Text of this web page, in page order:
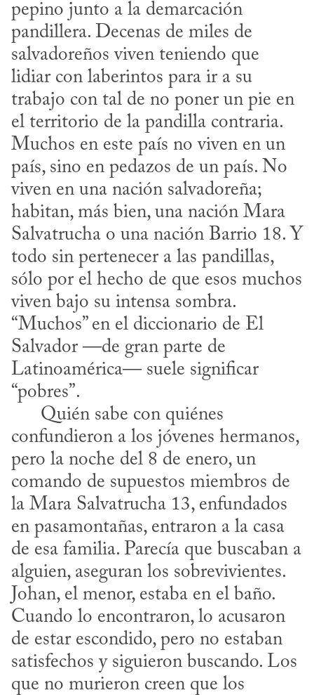
pepino junto a la demarcación
pandillera. Decenas de miles de
salvadoreños viven teniendo que
lidiar con laberintos para ir a su
trabajo con tal de no poner un pie en
el territorio de la pandilla contraria.
Muchos en este país no viven en un
país, sino en pedazos de un país. No
viven en una nación salvadoreña;
habitan, más bien, una nación Mara
Salvatrucha o una nación Barrio 18. Y
todo sin pertenecer a las pandillas,
sólo por el hecho de que esos muchos
viven bajo su intensa sombra.
“Muchos” en el diccionario de El
Salvador —de gran parte de
Latinoamérica— suele significar
“pobres”.
confundieron a los jóvenes hermanos,
pero la noche del 8 de enero, un
comando de supuestos miembros de
la Mara Salvatrucha 13, enfundados
en pasamontañas, entraron a la casa
de esa familia. Parecía que buscaban a
alguien, aseguran los sobrevivientes.
Johan, el menor, estaba en el baño.
Cuando lo encontraron, lo acusaron
de estar escondido, pero no estaban
satisfechos y siguieron buscando. Los
que no murieron creen que los